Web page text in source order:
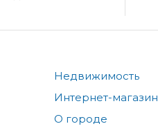
Недвижимость
Интернет-магазин
О городе